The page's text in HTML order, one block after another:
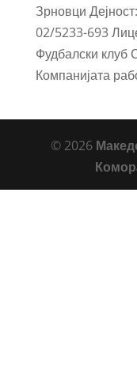
Зрновци
02/5233-693
Фудбалски
Компанијата
© 2026